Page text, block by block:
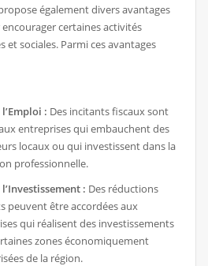
également divers avantages
certaines activités
et sociales. Parmi ces avantages
: Des incitants fiscaux sont
entreprises qui embauchent des
locaux ou qui investissent dans la
professionnelle.
: Des réductions
peuvent être accordées aux
qui réalisent des investissements
zones économiquement
de la région.